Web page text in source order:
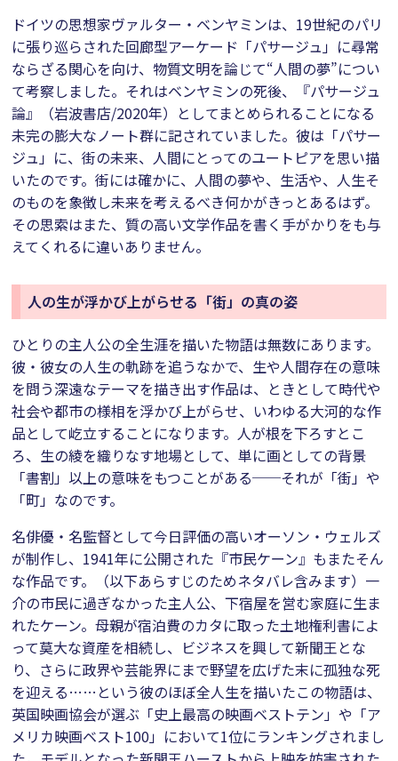
ドイツの思想家ヴァルター・ベンヤミンは、19世紀のパリ
に張り巡らされた回廊型アーケード「パサージュ」に尋常
ならざる関心を向け、物質文明を論じて“人間の夢”につい
て考察しました。それはベンヤミンの死後、『パサージュ
論』（岩波書店/2020年）としてまとめられることになる
未完の膨大なノート群に記されていました。彼は「パサー
ジュ」に、街の未来、人間にとってのユートピアを思い描
いたのです。街には確かに、人間の夢や、生活や、人生そ
のものを象徴し未来を考えるべき何かがきっとあるはず。
その思索はまた、質の高い文学作品を書く手がかりをも与
えてくれるに違いありません。
人の生が浮かび上がらせる「街」の真の姿
ひとりの主人公の全生涯を描いた物語は無数にあります。
彼・彼女の人生の軌跡を追うなかで、生や人間存在の意味
を問う深遠なテーマを描き出す作品は、ときとして時代や
社会や都市の様相を浮かび上がらせ、いわゆる大河的な作
品として屹立することになります。人が根を下ろすとこ
ろ、生の綾を織りなす地場として、単に画としての背景
「書割」以上の意味をもつことがある──それが「街」や
「町」なのです。
名俳優・名監督として今日評価の高いオーソン・ウェルズ
が制作し、1941年に公開された『市民ケーン』もまたそん
な作品です。（以下あらすじのためネタバレ含みます）一
介の市民に過ぎなかった主人公、下宿屋を営む家庭に生ま
れたケーン。母親が宿泊費のカタに取った土地権利書によ
って莫大な資産を相続し、ビジネスを興して新聞王とな
り、さらに政界や芸能界にまで野望を広げた末に孤独な死
を迎える……という彼のほぼ全人生を描いたこの物語は、
英国映画協会が選ぶ「史上最高の映画ベストテン」や「ア
メリカ映画ベスト100」において1位にランキングされまし